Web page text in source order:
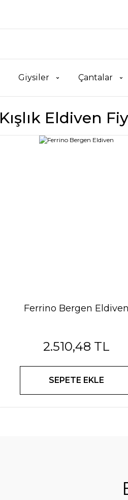
Giysiler Çantalar
Kışlık Eldiven
Ferrino Bergen Eldiven
2.510,48 TL
SEPETE EKLE